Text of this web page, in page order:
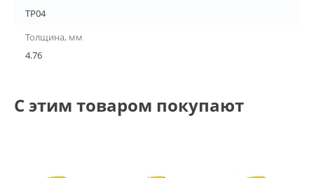
TP04
Толщина, мм
4.76
С этим товаром покупают